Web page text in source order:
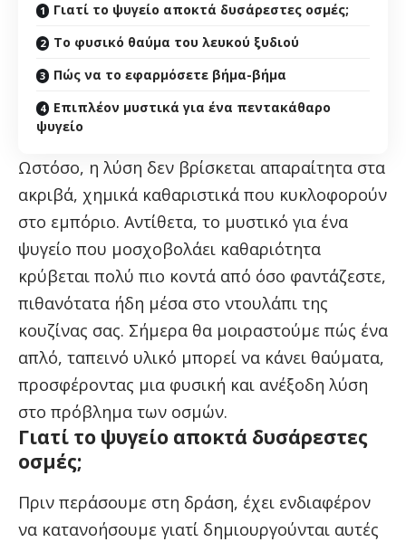
Γιατί το ψυγείο αποκτά δυσάρεστες οσμές;
Το φυσικό θαύμα του λευκού ξυδιού
Πώς να το εφαρμόσετε βήμα-βήμα
Επιπλέον μυστικά για ένα πεντακάθαρο
ψυγείο
Ωστόσο, η λύση δεν βρίσκεται απαραίτητα στα
ακριβά, χημικά καθαριστικά που κυκλοφορούν
στο εμπόριο. Αντίθετα, το μυστικό για ένα
ψυγείο που μοσχοβολάει καθαριότητα
κρύβεται πολύ πιο κοντά από όσο φαντάζεστε,
πιθανότατα ήδη μέσα στο ντουλάπι της
κουζίνας σας. Σήμερα θα μοιραστούμε πώς ένα
απλό, ταπεινό υλικό μπορεί να κάνει θαύματα,
προσφέροντας μια φυσική και ανέξοδη λύση
στο πρόβλημα των οσμών.
Γιατί το ψυγείο αποκτά δυσάρεστες
οσμές;
Πριν περάσουμε στη δράση, έχει ενδιαφέρον
να κατανοήσουμε γιατί δημιουργούνται αυτές